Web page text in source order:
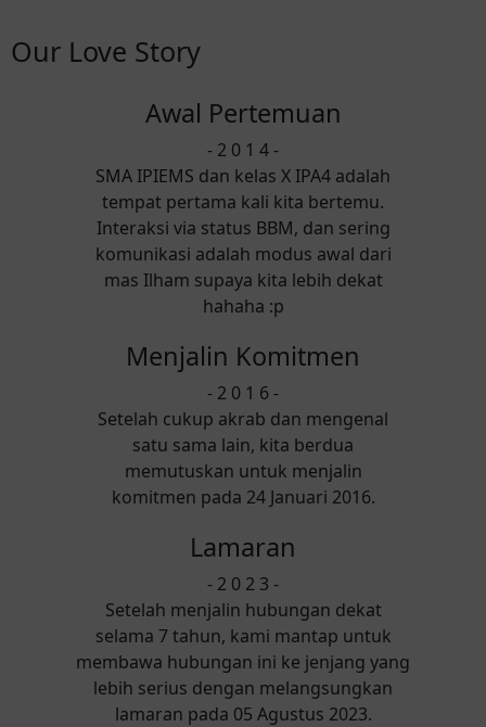
Our Love Story
Awal Pertemuan
- 2 0 1 4 -
SMA IPIEMS dan kelas X IPA4 adalah
tempat pertama kali kita bertemu.
Interaksi via status BBM, dan sering
komunikasi adalah modus awal dari
mas Ilham supaya kita lebih dekat
hahaha :p
Menjalin Komitmen
- 2 0 1 6 -
Setelah cukup akrab dan mengenal
satu sama lain, kita berdua
memutuskan untuk menjalin
komitmen pada 24 Januari 2016.
Lamaran
- 2 0 2 3 -
Setelah menjalin hubungan dekat
selama 7 tahun, kami mantap untuk
membawa hubungan ini ke jenjang yang
lebih serius dengan melangsungkan
lamaran pada 05 Agustus 2023.